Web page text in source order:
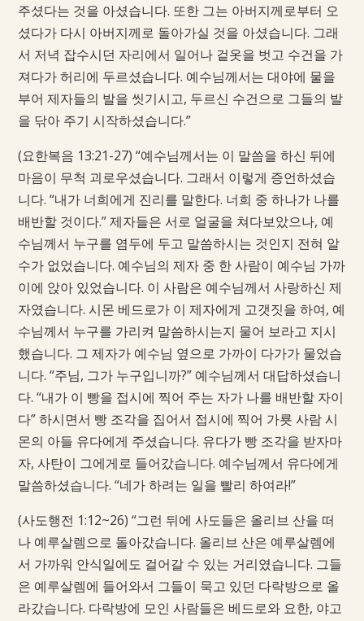
주셨다는 것을 아셨습니다. 또한 그는 아버지께로부터 오
셨다가 다시 아버지께로 돌아가실 것을 아셨습니다. 그래
서 저녁 잡수시던 자리에서 일어나 겉옷을 벗고 수건을 가
져다가 허리에 두르셨습니다. 예수님께서는 대야에 물을
부어 제자들의 발을 씻기시고, 두르신 수건으로 그들의 발
을 닦아 주기 시작하셨습니다.”
(요한복음 13:21-27) “예수님께서는 이 말씀을 하신 뒤에
마음이 무척 괴로우셨습니다. 그래서 이렇게 증언하셨습
니다. “내가 너희에게 진리를 말한다. 너희 중 하나가 나를
배반할 것이다.” 제자들은 서로 얼굴을 쳐다보았으나, 예
수님께서 누구를 염두에 두고 말씀하시는 것인지 전혀 알
수가 없었습니다. 예수님의 제자 중 한 사람이 예수님 가까
이에 앉아 있었습니다. 이 사람은 예수님께서 사랑하신 제
자였습니다. 시몬 베드로가 이 제자에게 고갯짓을 하여, 예
수님께서 누구를 가리켜 말씀하시는지 물어 보라고 지시
했습니다. 그 제자가 예수님 옆으로 가까이 다가가 물었습
니다. “주님, 그가 누구입니까?” 예수님께서 대답하셨습니
다. “내가 이 빵을 접시에 찍어 주는 자가 나를 배반할 자이
다” 하시면서 빵 조각을 집어서 접시에 찍어 가룟 사람 시
몬의 아들 유다에게 주셨습니다. 유다가 빵 조각을 받자마
자, 사탄이 그에게로 들어갔습니다. 예수님께서 유다에게
말씀하셨습니다. “네가 하려는 일을 빨리 하여라!”
(사도행전 1:12~26) “그런 뒤에 사도들은 올리브 산을 떠
나 예루살렘으로 돌아갔습니다. 올리브 산은 예루살렘에
서 가까워 안식일에도 걸어갈 수 있는 거리였습니다. 그들
은 예루살렘에 들어와서 그들이 묵고 있던 다락방으로 올
라갔습니다. 다락방에 모인 사람들은 베드로와 요한, 야고